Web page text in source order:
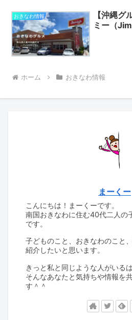
おきなわ情報
【沖縄グ
ミー（
ホーム おきなわ情報
まーくー
こんにちは！まーくーです。
南国おきなわに住む40代二人の
です。
子どものこと、おきなわのこと
紹介したいと思います。
きっと私と同じような人がいる
そんなあなたと気持ちや情報を
す＾＾